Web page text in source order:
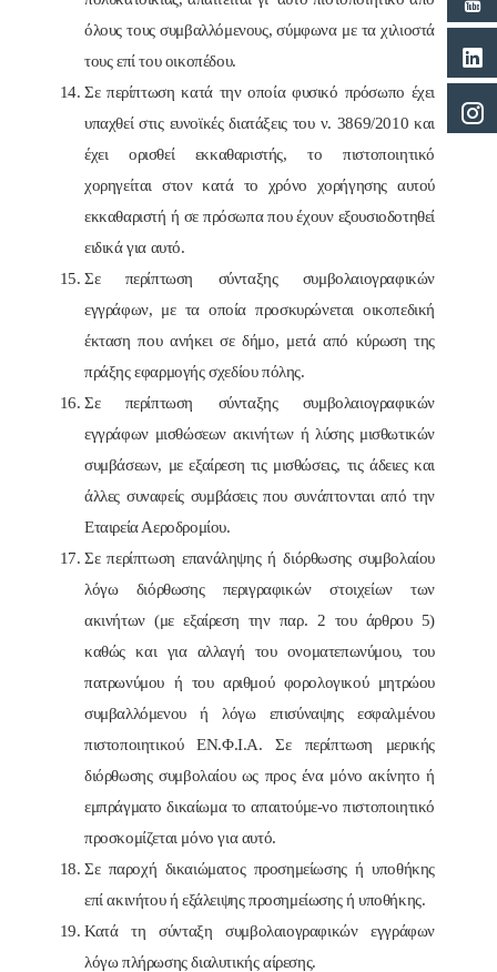
όλους τους συμβαλλόμενους, σύμφωνα με τα χιλιοστά
τους επί του οικοπέδου.
Σε περίπτωση κατά την οποία φυσικό πρόσωπο έχει
υπαχθεί στις ευνοϊκές διατάξεις του ν. 3869/2010 και
έχει ορισθεί εκκαθαριστής, το πιστοποιητικό
χορηγείται στον κατά το χρόνο χορήγησης αυτού
εκκαθαριστή ή σε πρόσωπα που έχουν εξουσιοδοτηθεί
ειδικά για αυτό.
Σε περίπτωση σύνταξης συμβολαιογραφικών
εγγράφων, με τα οποία προσκυρώνεται οικοπεδική
έκταση που ανήκει σε δήμο, μετά από κύρωση της
πράξης εφαρμογής σχεδίου πόλης.
Σε περίπτωση σύνταξης συμβολαιογραφικών
εγγράφων μισθώσεων ακινήτων ή λύσης μισθωτικών
συμβάσεων, με εξαίρεση τις μισθώσεις, τις άδειες και
άλλες συναφείς συμβάσεις που συνάπτονται από την
Εταιρεία Αεροδρομίου.
Σε περίπτωση επανάληψης ή διόρθωσης συμβολαίου
λόγω διόρθωσης περιγραφικών στοιχείων των
ακινήτων (με εξαίρεση την παρ. 2 του άρθρου 5)
καθώς και για αλλαγή του ονοματεπωνύμου, του
πατρωνύμου ή του αριθμού φορολογικού μητρώου
συμβαλλόμενου ή λόγω επισύναψης εσφαλμένου
πιστοποιητικού ΕΝ.Φ.Ι.Α. Σε περίπτωση μερικής
διόρθωσης συμβολαίου ως προς ένα μόνο ακίνητο ή
εμπράγματο δικαίωμα το απαιτούμε-νο πιστοποιητικό
προσκομίζεται μόνο για αυτό.
Σε παροχή δικαιώματος προσημείωσης ή υποθήκης
επί ακινήτου ή εξάλειψης προσημείωσης ή υποθήκης.
Κατά τη σύνταξη συμβολαιογραφικών εγγράφων
λόγω πλήρωσης διαλυτικής αίρεσης.